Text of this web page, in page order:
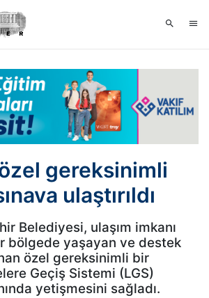
özel gereksinimli
ulaştırıldı
Belediyesi, ulaşım imkanı
bölgede yaşayan ve destek
özel gereksinimli bir
Geçiş Sistemi (LGS)
yetişmesini sağladı.